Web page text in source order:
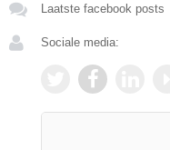
Laatste facebook posts
Sociale media: